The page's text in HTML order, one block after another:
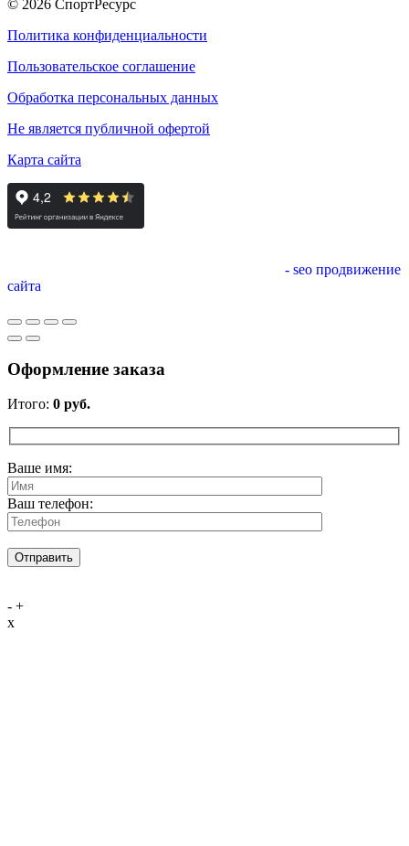
© 2026 СпортРесурс
Политика конфиденциальности
Пользовательское соглашение
Обработка персональных данных
Не является публичной офертой
Карта сайта
- seo продвижение
сайта
Оформление заказа
Итого: 0 руб.
Ваше имя:
Ваш телефон:
- +
x